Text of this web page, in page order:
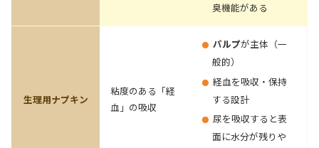
臭機能がある
生理用ナプキン
粘度のある「経
血」の吸収
パルプが主体（一
般的）
経血を吸収・保持
する設計
尿を吸収すると表
面に水分が残りや